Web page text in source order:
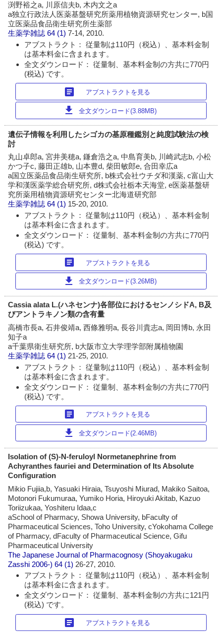
渕野裕之a, 川原信夫b, 木内文之a
a独立行政法人医薬基盤研究所薬用植物資源研究センター, b国
立医薬品食品衛生研究所生薬部
生薬学雑誌 64 (1)7-14, 2010.
アブストラクト： 従量制は110円（税込）、基本料金制
は基本料金に含まれます。
全文ダウンロード： 従量制、基本料金制の方共に770円
(税込) です。
article アブストラクトを見る
download 全文ダウンロード(3.88MB)
遺伝子情報を利用したシゴカの基原種鑑別と純度試験法の検
討
丸山卓郎a, 宮井美穂a, 鎌倉浩之a, 中島育美b, 川崎武志b, 小松
かつ子c, 藤田正雄b, 山本豊d, 柴田敏郎e, 合田幸広a
a国立医薬品食品衛生研究所, b株式会社ウチダ和漢薬, c富山大
学和漢医薬学総合研究所, d株式会社栃本天海堂, e医薬基盤研
究所薬用植物資源研究センター北海道研究部
生薬学雑誌 64 (1) 15-20, 2010.
アブストラクト： 従量制は110円（税込）、基本料金制
は基本料金に含まれます。
全文ダウンロード： 従量制、基本料金制の方共に770円
(税込) です。
article アブストラクトを見る
download 全文ダウンロード(3.26MB)
Cassia alata L.(ハネセンナ)各部位におけるセンノシドA, B及
びアントラキノン類の含有量
高橋市長a, 石井俊靖a, 西條雅明a, 長谷川貴志a, 岡田博b, 永田
知子a
a千葉県衛生研究所, b大阪市立大学理学部附属植物園
生薬学雑誌 64 (1) 21-25, 2010.
アブストラクト： 従量制は110円（税込）、基本料金制
は基本料金に含まれます。
全文ダウンロード： 従量制、基本料金制の方共に770円
(税込) です。
article アブストラクトを見る
download 全文ダウンロード(2.46MB)
Isolation of (S)-N-feruloyl Normetanephrine from
Achyranthes fauriei and Determination of Its Absolute
Configuration
Mikio Fujiia,b, Yasuaki Hiraia, Tsuyoshi Miurad, Makiko Saitoa,
Motonori Fukumuraa, Yumiko Horia, Hiroyuki Akitab, Kazuo
Toriizukaa, Yoshiteru Idaa,c
aSchool of Pharmacy, Showa University, bFaculty of
Pharmaceutical Sciences, Toho University, cYokohama College
of Pharmacy, dFaculty of Pharmaceutical Science, Gifu
Pharmaceutical University
The Japanese Journal of Pharmacognosy (Shoyakugaku
Zasshi 2006-) 64 (1) 26-27, 2010.
アブストラクト： 従量制は110円（税込）、基本料金制
は基本料金に含まれます。
全文ダウンロード： 従量制、基本料金制の方共に121円
(税込) です。
article アブストラクトを見る